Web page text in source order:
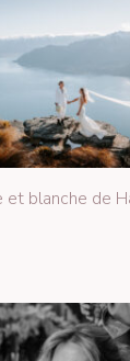
et blanche de